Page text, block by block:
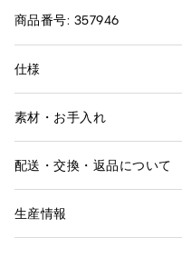
商品番号: 357946
仕様
素材・お手入れ
配送・交換・返品について
生産情報